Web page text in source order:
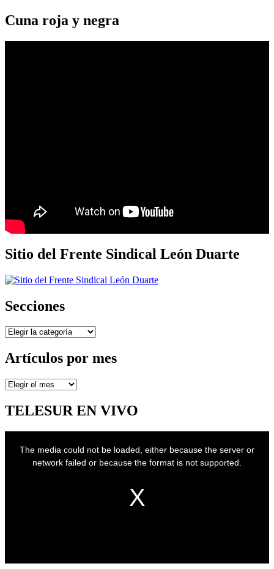
Cuna roja y negra
Sitio del Frente Sindical León Duarte
Secciones
Secciones
Artículos por mes
Artículos
mes
TELESUR EN VIVO